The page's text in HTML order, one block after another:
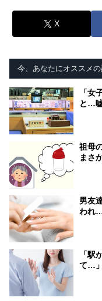
X
今、あなたにオススメ
「女
と…
祖母
まさ
男友
われ
「駅
て…